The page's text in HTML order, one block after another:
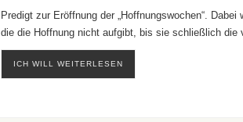
Predigt zur Eröffnung der „Hoffnungswochen“.
die die Hoffnung nicht aufgibt, bis sie schließlich die
ICH WILL WEITERLESEN